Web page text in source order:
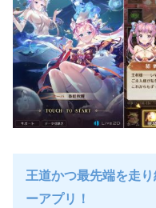
王道かつ最先端を走
ーアプリ！